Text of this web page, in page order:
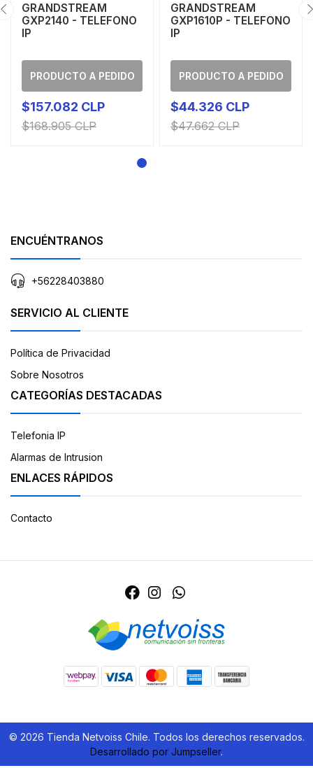
GRANDSTREAM
GXP2140 - TELEFONO
IP
PRODUCTO A PEDIDO
$157.082 CLP
$168.905 CLP
GRANDSTREAM
GXP1610P - TELEFONO
IP
PRODUCTO A PEDIDO
$44.326 CLP
$47.662 CLP
ENCUÉNTRANOS
+56228403880
SERVICIO AL CLIENTE
Política de Privacidad
Sobre Nosotros
CATEGORÍAS DESTACADAS
Telefonia IP
Alarmas de Intrusion
ENLACES RÁPIDOS
Contacto
© 2026 Tienda Netvoiss Chile. Todos los derechos reservados.
Desarrollado por Jumpseller.